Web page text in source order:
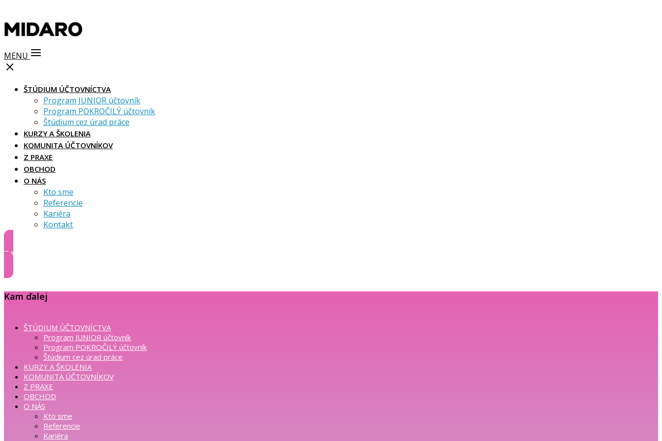
MENU
ŠTÚDIUM ÚČTOVNÍCTVA
Program JUNIOR účtovník
Program POKROČILÝ účtovník
Štúdium cez úrad práce
KURZY A ŠKOLENIA
KOMUNITA ÚČTOVNÍKOV
Z PRAXE
OBCHOD
O NÁS
Kto sme
Referencie
Kariéra
Kontakt
Zóna klienta
Kam ďalej
ŠTÚDIUM ÚČTOVNÍCTVA
Program JUNIOR účtovník
Program POKROČILÝ účtovník
Štúdium cez úrad práce
KURZY A ŠKOLENIA
KOMUNITA ÚČTOVNÍKOV
Z PRAXE
OBCHOD
O NÁS
Kto sme
Referencie
Kariéra